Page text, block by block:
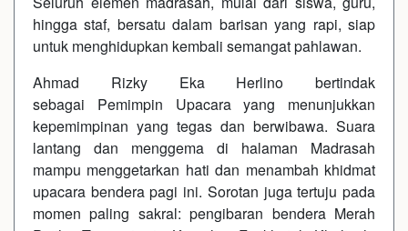
hingga staf, bersatu dalam barisan yang rapi, siap
untuk menghidupkan kembali semangat pahlawan.
Ahmad Rizky Eka Herlino bertindak
sebagai Pemimpin Upacara yang menunjukkan
kepemimpinan yang tegas dan berwibawa. Suara
lantang dan menggema di halaman Madrasah
mampu menggetarkan hati dan menambah khidmat
upacara bendera pagi ini. Sorotan juga tertuju pada
momen paling sakral: pengibaran bendera Merah